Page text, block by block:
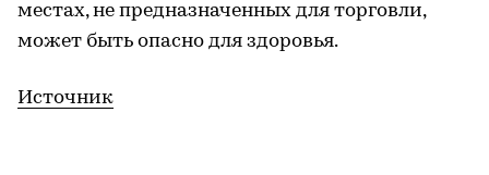
местах, не предназначенных для торговли,
может быть опасно для здоровья.
Источник